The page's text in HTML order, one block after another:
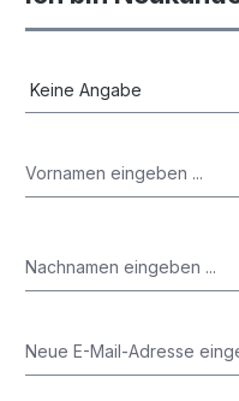
Persönliche